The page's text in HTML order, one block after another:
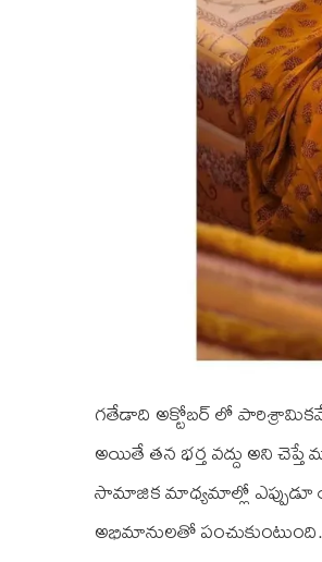
గతేడాది అక్టోబర్ లో
అయితే తన భర్త వద్దు అని
సామాజిక మాధ్యమాల్లో ఎప్పుడూ
అభిమానులతో పంచుకుంటుంది.